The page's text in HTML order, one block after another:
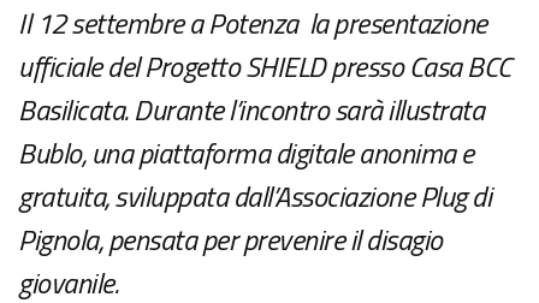
Il 12 settembre a Potenza la presentazione
ufficiale del Progetto SHIELD presso Casa BCC
Basilicata. Durante l’incontro sarà illustrata
Bublo, una piattaforma digitale anonima e
gratuita, sviluppata dall’Associazione Plug di
Pignola, pensata per prevenire il disagio
giovanile.